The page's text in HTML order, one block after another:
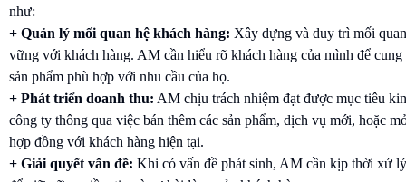
như:
+ Quản lý mối quan hệ khách hàng: Xây dựng và duy trì mối
vững với khách hàng. AM cần hiểu rõ khách hàng của mình để
sản phẩm phù hợp với nhu cầu của họ.
+ Phát triển doanh thu: AM chịu trách nhiệm đạt được mục tiêu
công ty thông qua việc bán thêm các sản phẩm, dịch vụ mới, hoặc
hợp đồng với khách hàng hiện tại.
+ Giải quyết vấn đề: Khi có vấn đề phát sinh, AM cần kịp thời xử